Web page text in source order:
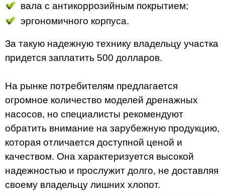
вала с антикоррозийным покрытием;
эргономичного корпуса.
За такую надежную технику владельцу участка
придется заплатить 500 долларов.
На рынке потребителям предлагается
огромное количество моделей дренажных
насосов, но специалисты рекомендуют
обратить внимание на зарубежную продукцию,
которая отличается доступной ценой и
качеством. Она характеризуется высокой
надежностью и прослужит долго, не доставляя
своему владельцу лишних хлопот.